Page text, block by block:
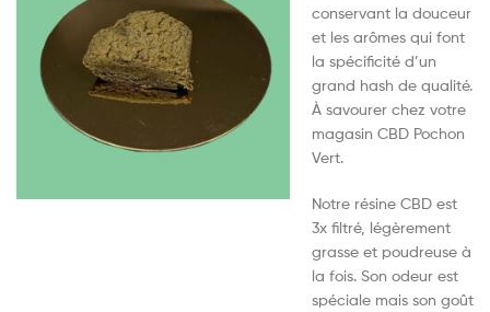
conservant la douceur
et les arômes qui font
la spécificité d’un
grand hash de qualité.
À savourer chez votre
magasin CBD Pochon
Vert.
Notre résine CBD est
3x filtré, légèrement
grasse et poudreuse à
la fois. Son odeur est
spéciale mais son goût